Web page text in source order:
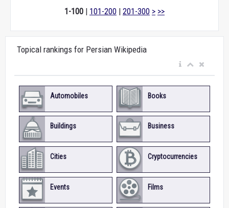
1-100 | 101-200 | 201-300 > >>
Topical rankings for Persian Wikipedia
Automobiles Books
Buildings Business
Cities Cryptocurrencies
Events Films